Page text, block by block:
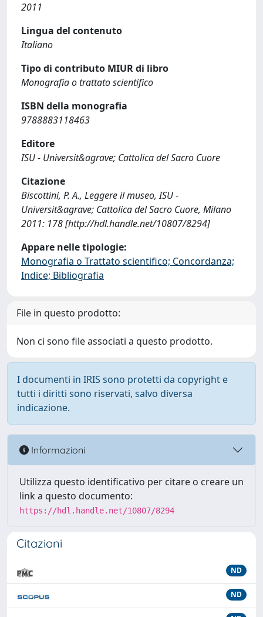
2011
Lingua del contenuto
Italiano
Tipo di contributo MIUR di libro
Monografia o trattato scientifico
ISBN della monografia
9788883118463
Editore
ISU - Universit&agrave; Cattolica del Sacro Cuore
Citazione
Biscottini, P. A., Leggere il museo, ISU -
Universit&agrave; Cattolica del Sacro Cuore, Milano
2011: 178 [http://hdl.handle.net/10807/8294]
Appare nelle tipologie:
Monografia o Trattato scientifico; Concordanza;
Indice; Bibliografia
File in questo prodotto:
Non ci sono file associati a questo prodotto.
I documenti in IRIS sono protetti da copyright e
tutti i diritti sono riservati, salvo diversa
indicazione.
Informazioni
Utilizza questo identificativo per citare o creare un
link a questo documento:
https://hdl.handle.net/10807/8294
Citazioni
ND
ND